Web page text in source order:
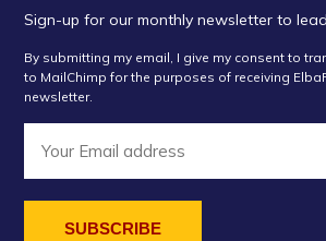
Sign-up for our monthly newsletter to
By submitting my email, I give my consent to
to MailChimp for the purposes of receiving
newsletter.